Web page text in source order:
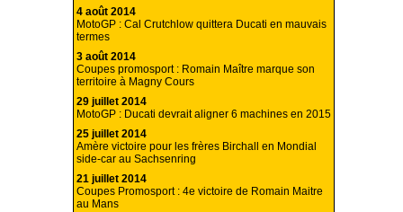
4 août 2014
MotoGP : Cal Crutchlow quittera Ducati en mauvais
termes
3 août 2014
Coupes promosport : Romain Maître marque son
territoire à Magny Cours
29 juillet 2014
MotoGP : Ducati devrait aligner 6 machines en 2015
25 juillet 2014
Amère victoire pour les frères Birchall en Mondial
side-car au Sachsenring
21 juillet 2014
Coupes Promosport : 4e victoire de Romain Maitre
au Mans